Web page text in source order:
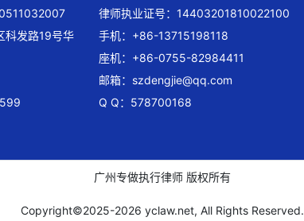
科发路19号华
律师执业证号：14403201810022100
手机：+86-13715198118
座机：+86-0755-82984411
邮箱： szdengjie@qq.com
Q Q：578700168
广州专做执行律师 版权所有
Copyright©2025-2026 yclaw.net, All Rights Reserved.